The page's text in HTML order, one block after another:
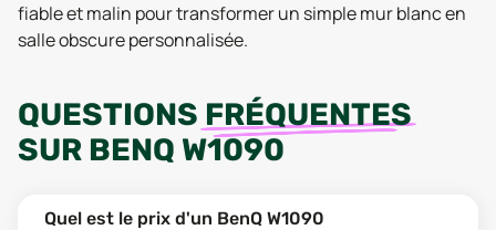
fiable et malin pour transformer un simple mur blanc en
salle obscure personnalisée.
QUESTIONS FRÉQUENTES
SUR BENQ W1090
Quel est le prix d'un BenQ W1090